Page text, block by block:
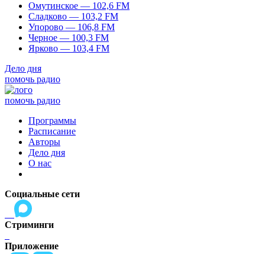
Омутинское — 102,6 FM
Сладково — 103,2 FM
Упорово — 106,8 FM
Черное — 100,3 FM
Ярково — 103,4 FM
Дело дня
помочь радио
помочь радио
Программы
Расписание
Авторы
Дело дня
О нас
Социальные сети
Стриминги
Приложение